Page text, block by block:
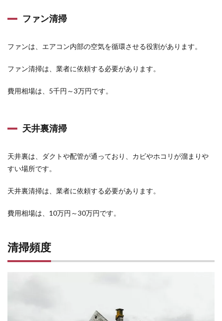
ファン清掃
ファンは、エアコン内部の空気を循環させる役割があります。
ファン清掃は、業者に依頼する必要があります。
費用相場は、5千円～3万円です。
天井裏清掃
天井裏は、ダクトや配管が通っており、カビやホコリが溜まりや
すい場所です。
天井裏清掃は、業者に依頼する必要があります。
費用相場は、10万円～30万円です。
清掃頻度